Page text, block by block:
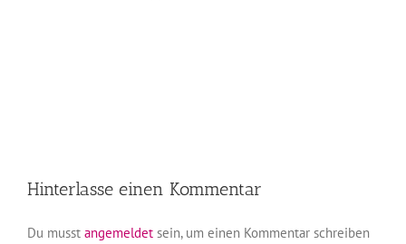
Hinterlasse einen Kommentar
Du musst angemeldet sein, um einen Kommentar schreiben